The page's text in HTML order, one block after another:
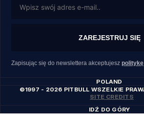
ZAREJESTRUJ SIĘ
Zapisując się do newslettera akceptujesz
POLAND
©1997 - 2026 PITBULL WSZELKIE
SITE CREDITS
IDŹ DO GÓRY